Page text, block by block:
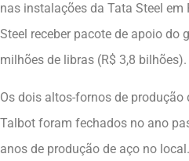
nas instalações da Tata Steel
Steel receber pacote de apoio do
milhões de libras (R$ 3,8 bilhões).
Os dois altos-fornos de produção
Talbot foram fechados no ano
anos de produção de aço no local.